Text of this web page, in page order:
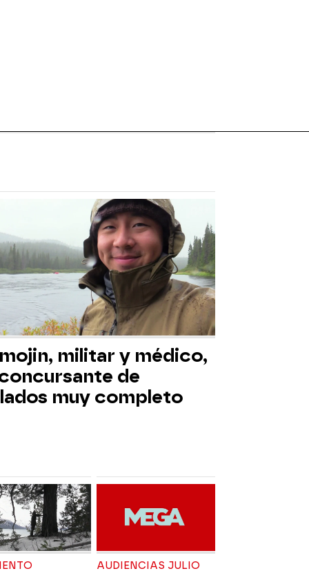
militar y médico,
de
muy completo
AUDIENCIAS JULIO